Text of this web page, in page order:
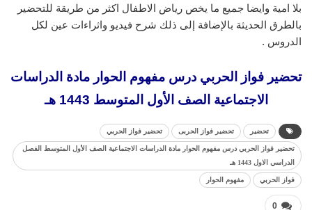
بلا امية وايضا جميع ما يخص رياض الاطفال اكثر من طريقة للتحضير
بالطرق الحديثة بالإضافة إلى ذلك شرح فيديو واثراءات عين لكل
الدروس .
تحضير فواز الحربي درس مفهوم الحوار مادة الدراسات
الاجتماعية الصف الأول المتوسط 1443 هـ
تحضير تحضير فواز الحربى تحضير فواز الحربي
تحضير فواز الحربي درس مفهوم الحوار مادة الدراسات الاجتماعية الصف الأول المتوسط الفصل
الدراسي الاول 1443 هـ
فواز الحربي مفهوم الحوار
0